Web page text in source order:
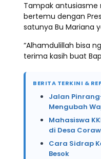
Tampak
bertemu dengan
satunya Bu Mariana
“Alhamdulillah bisa
terima kasih buat
BERITA TERKINI &
Jalan
Mengubah
Mahasiswa
di Desa
Cara Sidrap
Besok